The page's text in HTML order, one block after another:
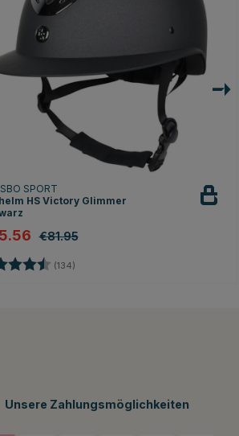
SPORT
HS Victory Glimmer
€81.95
(134)
Unsere Zahlungsmöglichkeiten